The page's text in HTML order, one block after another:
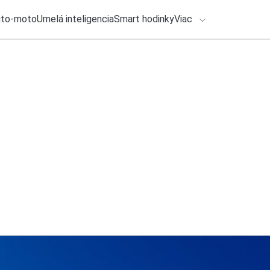
motoUmelá inteligenciaSmart hodinkyViac